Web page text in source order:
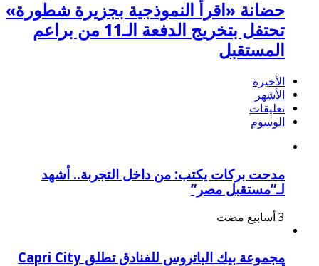
حضانة «اقرأ النموذجية بجزيرة شطورة»
تحتفل بتخريج الدفعة الـ11 من براعم
المستقبل
الأخيرة
الأشهر
تعليقات
الوسوم
مدحت بركات يكتب: من داخل التجربة.. أشهد
لـ”مستقبل مصر”
مجموعة بيك الباتروس للفنادق تطلق Capri City